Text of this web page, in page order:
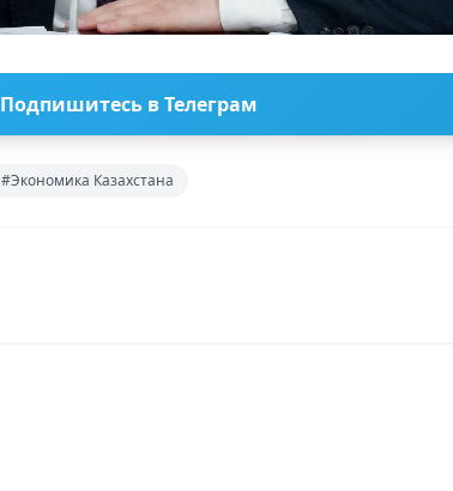
Подпишитесь в Телеграм
#Экономика Казахстана